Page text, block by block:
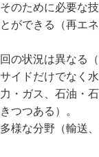
のために必要な
ができる（再エ
の状況は異なる
イドだけでなく
・ガス、石油・
つつある）。
様な分野（輸送